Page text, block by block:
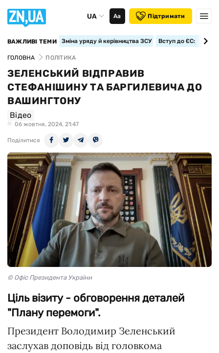
UA Аа Підтримати
ВАЖЛИВІ ТЕМИ Зміна уряду й керівництва ЗСУ Вступ до ЄС:
ГОЛОВНА ПОЛІТИКА
ЗЕЛЕНСЬКИЙ ВІДПРАВИВ
СТЕФАНІШИНУ ТА БАРГИЛЕВИЧА ДО
ВАШИНГТОНУ
Відео
06 жовтня, 2024, 21:47
Поділитися
© Офіс Президента України
Ціль візиту - обговорення деталей
"Плану перемоги".
Президент Володимир Зеленський
заслухав доповідь від головкома